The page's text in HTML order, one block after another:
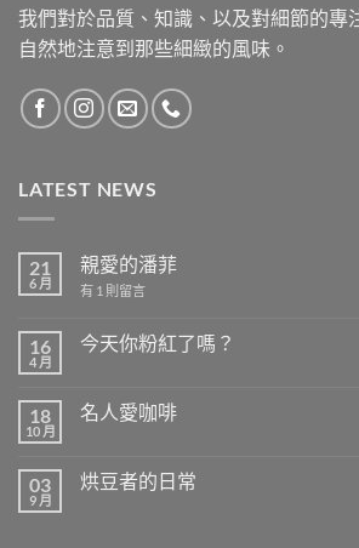
我們對於品質、知識、以及對細節的專
自然地注意到那些細緻的風味。
LATEST NEWS
21
6 月
親愛的潘菲
在
的
潘
有 1 則留言
16
4 月
今天你粉紅了嗎？
你
嗎？〉
中
留
言
18
10 月
名人愛咖啡
愛
留
言
03
9 月
烘豆者的日常